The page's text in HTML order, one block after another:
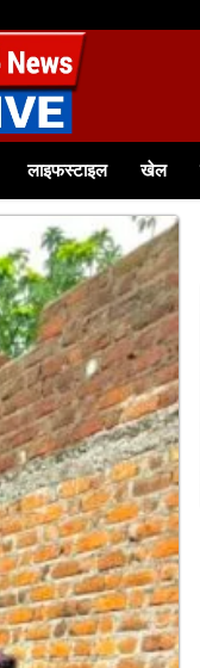
मेरिट सूची में...
लाइफस्टाइल खेल